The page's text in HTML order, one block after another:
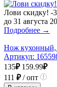
Лови скидку! -
до 31 августа
Подробнее →
Нож кухонный,
Артикул:
135₽ 159.99₽
111 ₽/ опт